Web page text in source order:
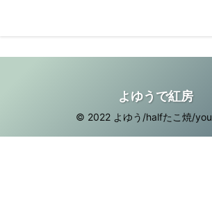
よゆうで紅房
© 2022 よゆう/halfたこ焼/